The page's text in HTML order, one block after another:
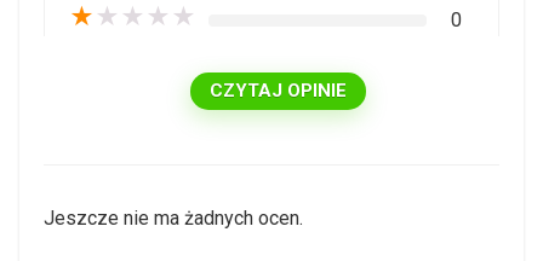
★ ★ ★ ★ ★ 0
CZYTAJ OPINIE
Jeszcze nie ma żadnych ocen.